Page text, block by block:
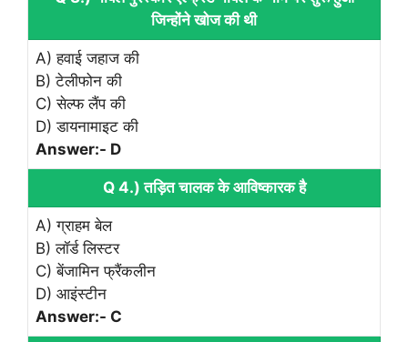
जिन्होंने खोज की थी
A) हवाई जहाज की
B) टेलीफोन की
C) सेल्फ लैंप की
D) डायनामाइट की
Answer:- D
Q 4.) तड़ित चालक के आविष्कारक है
A) ग्राहम बेल
B) लॉर्ड लिस्टर
C) बेंजामिन फ्रैंकलीन
D) आइंस्टीन
Answer:- C